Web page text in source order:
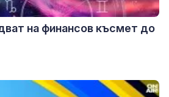
на финансов късмет до